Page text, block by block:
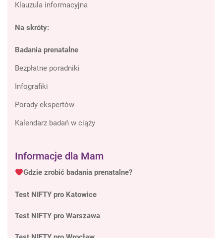
Klauzula informacyjna
Na skróty:
Badania prenatalne
Bezpłatne poradniki
Infografiki
Porady ekspertów
Kalendarz badań w ciąży
Informacje dla Mam
Gdzie zrobić badania prenatalne?
Test NIFTY pro Katowice
Test NIFTY pro Warszawa